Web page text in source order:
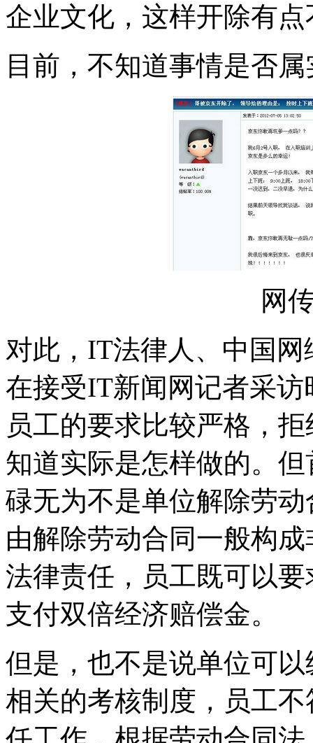
企业文化，这样开除有
目前，不知道事情是否
网
对此，IT法律人、中国
在接受IT新闻网记者采
员工的要求比较严格，
知道实际是怎样做的。
碌无为不是单位解除劳
由解除劳动合同一般构
法律责任，员工既可以
支付双倍经济赔偿金。
但是，也不是说单位可
相关的考核制度，员工